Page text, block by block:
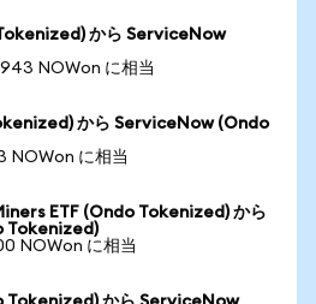
から ServiceNow
NOWon に相当
から ServiceNow (Ondo
NOWon に相当
ETF (Ondo Tokenized) から
Tokenized)
NOWon に相当